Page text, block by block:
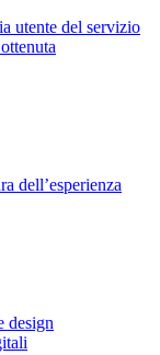
utente del servizio
dell’esperienza
design